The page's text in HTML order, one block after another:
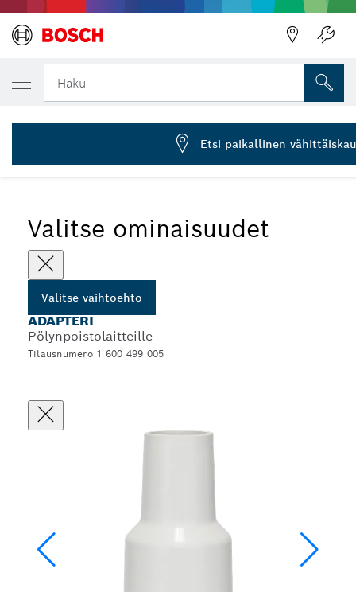
Haku
... Supistussuuttimet eri työkaluille
Valitse ominaisuudet
Valitse vaihtoehto
ADAPTERI
Pölynpoistolaitteille
Tilausnumero 1 600 499 005
VALITSEMASI VAIHTOEHTO
Liitäntädapteri
1 600 499 005
Etsi paikallinen